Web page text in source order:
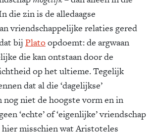
die zin is de alledaagse
vriendschappelijke relaties gered
bij Platoopdoemt: de argwaan
die kan ontstaan door de
op het ultieme. Tegelijk
dat al die ‘dagelijkse’
nog niet de hoogste vorm en in
‘echte’ of ‘eigenlijke’ vriendschap
misschien wat Aristoteles